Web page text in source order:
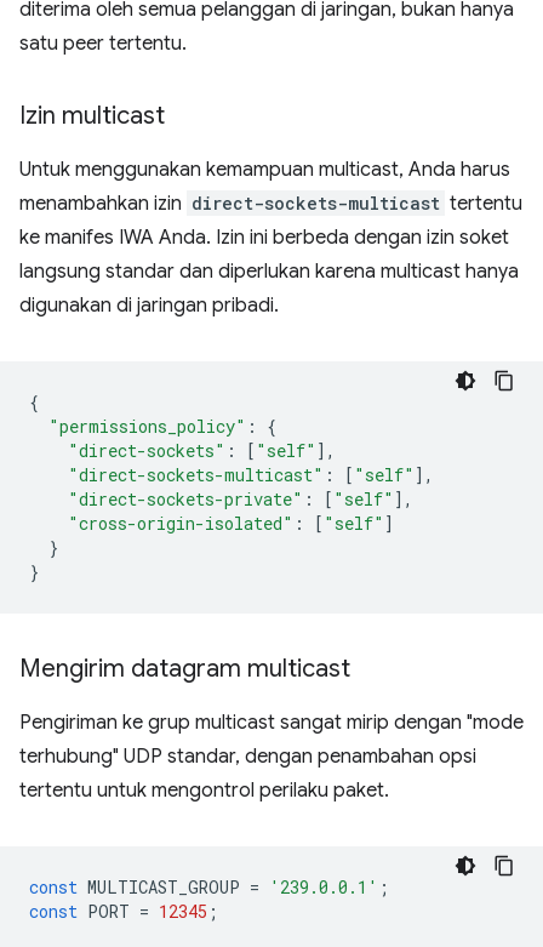
diterima oleh semua pelanggan di jaringan, bukan hanya
satu peer tertentu.
Izin multicast
Untuk menggunakan kemampuan multicast, Anda harus
menambahkan izin direct-sockets-multicast tertentu
ke manifes IWA Anda. Izin ini berbeda dengan izin soket
langsung standar dan diperlukan karena multicast hanya
digunakan di jaringan pribadi.
{
"permissions_policy" :
{
"direct-sockets" : [ "self" ],
"direct-sockets-multicast" : [ "self" ],
"direct-sockets-private" : [ "self" ],
"cross-origin-isolated" : [ "self" ]
}
}
Mengirim datagram multicast
Pengiriman ke grup multicast sangat mirip dengan "mode
terhubung" UDP standar, dengan penambahan opsi
tertentu untuk mengontrol perilaku paket.
const MULTICAST_GROUP = '239.0.0.1' ;
const PORT = 12345 ;